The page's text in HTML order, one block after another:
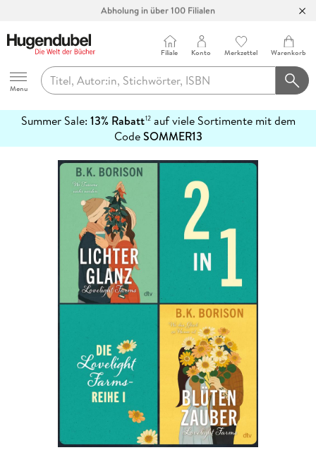
Abholung in über 100 Filialen
Hugendubel
Menu
Filiale Konto Merkzettel Warenkorb
Summer Sale: 13% Rabatt12auf viele Sortimente mit dem
CodeSOMMER13
erfahren